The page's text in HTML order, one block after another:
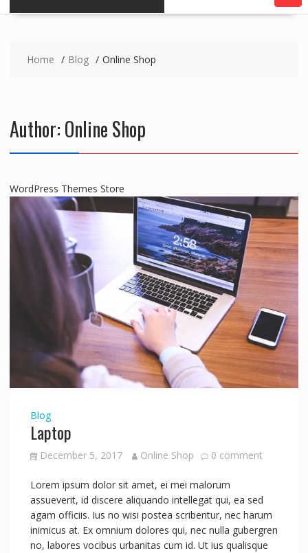
Home Blog Online Shop
Author:Online Shop
WordPress Themes Store
Blog
Laptop
December 5, 2017 Online Shop 0 comment
Lorem ipsum dolor sit amet, ei mei malorum
assueverit, id discere aliquando intellegat qui, ea sed
agam officiis. Ius no wisi postea scribentur, nec harum
inimicus at. Ex omnium dolores qui, nec nulla gubergren
no, labores vocibus urbanitas cum id. Ut ius qualisque